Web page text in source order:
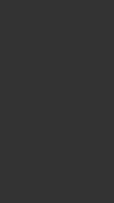
Sarong